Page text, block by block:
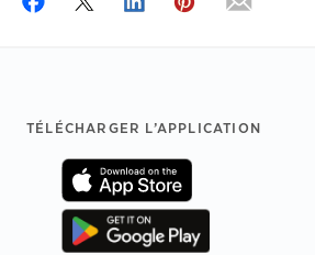
Footer
TÉLÉCHARGER L’APPLICATION